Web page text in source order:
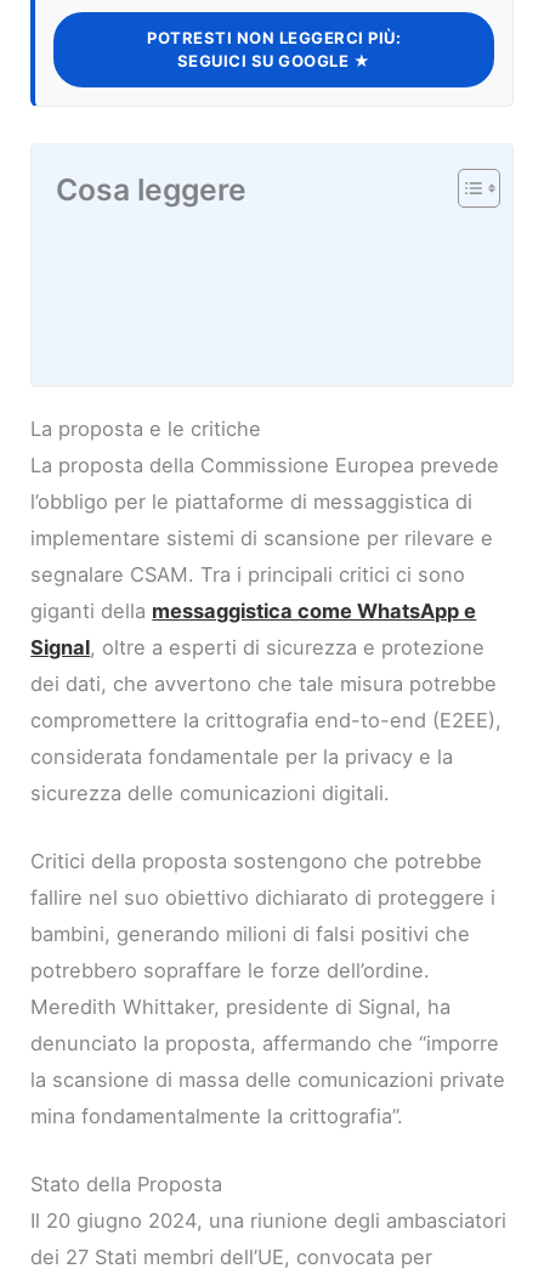
POTRESTI NON LEGGERCI PIÙ:
SEGUICI SU GOOGLE ★
Cosa leggere
La proposta e le critiche
La proposta della Commissione Europea prevede
l’obbligo per le piattaforme di messaggistica di
implementare sistemi di scansione per rilevare e
segnalare CSAM. Tra i principali critici ci sono
giganti della messaggistica come WhatsApp e
Signal, oltre a esperti di sicurezza e protezione
dei dati, che avvertono che tale misura potrebbe
compromettere la crittografia end-to-end (E2EE),
considerata fondamentale per la privacy e la
sicurezza delle comunicazioni digitali.
Critici della proposta sostengono che potrebbe
fallire nel suo obiettivo dichiarato di proteggere i
bambini, generando milioni di falsi positivi che
potrebbero sopraffare le forze dell’ordine.
Meredith Whittaker, presidente di Signal, ha
denunciato la proposta, affermando che “imporre
la scansione di massa delle comunicazioni private
mina fondamentalmente la crittografia”.
Stato della Proposta
Il 20 giugno 2024, una riunione degli ambasciatori
dei 27 Stati membri dell’UE, convocata per